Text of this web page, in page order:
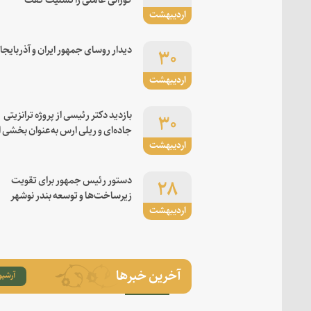
اردیبهشت
اردیبهشت
۳۰ دیدار روسای جمهور ایران و
اردیبهشت
۳۰
بازدید دکتر رئیسی از پروژه ترانزیتی
جاده‌ای و ریلی ارس به‌عنوان بخشی
اردیبهشت
۲۸
دستور رئیس جمهور برای تقویت
زیرساخت‌ها و توسعه بندر نوشهر
آخرین خبرها